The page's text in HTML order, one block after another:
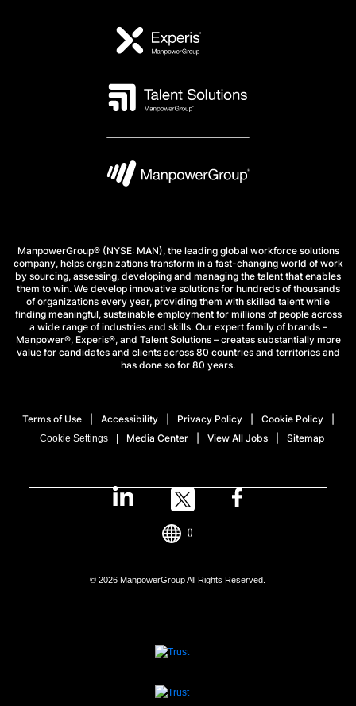
ManpowerGroup® (NYSE: MAN), the leading global workforce solutions
company, helps organizations transform in a fast-changing world of work
by sourcing, assessing, developing and managing the talent that enables
them to win. We develop innovative solutions for hundreds of thousands
of organizations every year, providing them with skilled talent while
finding meaningful, sustainable employment for millions of people across
a wide range of industries and skills. Our expert family of brands –
Manpower®, Experis®, and Talent Solutions – creates substantially more
value for candidates and clients across 80 countries and territories and
has done so for 80 years.
Terms of Use Accessibility Privacy Policy Cookie Policy
Cookie Settings Media Center View All Jobs Sitemap
© 2026 ManpowerGroup All Rights Reserved.
()